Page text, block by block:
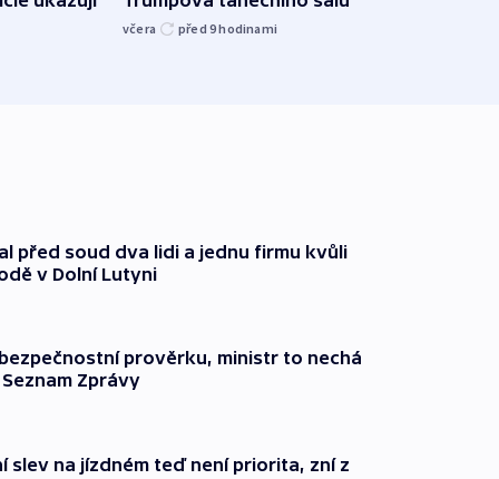
včera před 9hodinami
před soud dva lidi a jednu firmu kvůli
v Dolní Lutyni
prověrku, ministr to nechá
Zprávy
slev na jízdném teď není priorita, zní z